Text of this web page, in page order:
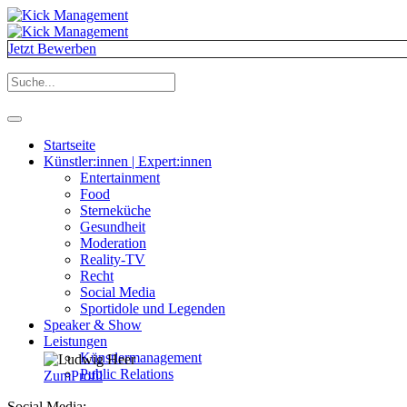
Jetzt Bewerben
Startseite
Künstler:innen | Expert:innen
Entertainment
Food
Sterneküche
Gesundheit
Moderation
Reality-TV
Recht
Social Media
Sportidole und Legenden
Speaker & Show
Leistungen
Künstlermanagement
Public Relations
ZumProfil